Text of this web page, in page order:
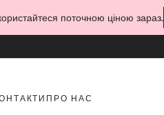
ПРО НАС
поточною ціною зараз.